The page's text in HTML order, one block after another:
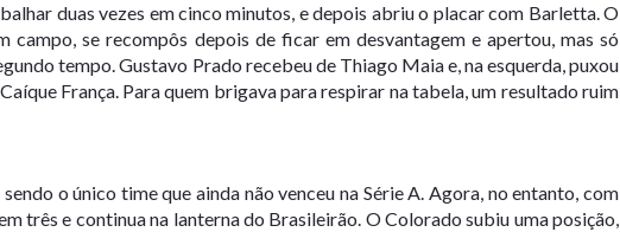
duas vezes em cinco minutos, e depois abriu o placar com Barletta. O
campo, se recompôs depois de ficar em desvantagem e apertou, mas só
tempo. Gustavo Prado recebeu de Thiago Maia e, na esquerda, puxou
França. Para quem brigava para respirar na tabela, um resultado ruim
o único time que ainda não venceu na Série A. Agora, no entanto, com
três e continua na lanterna do Brasileirão. O Colorado subiu uma posição,